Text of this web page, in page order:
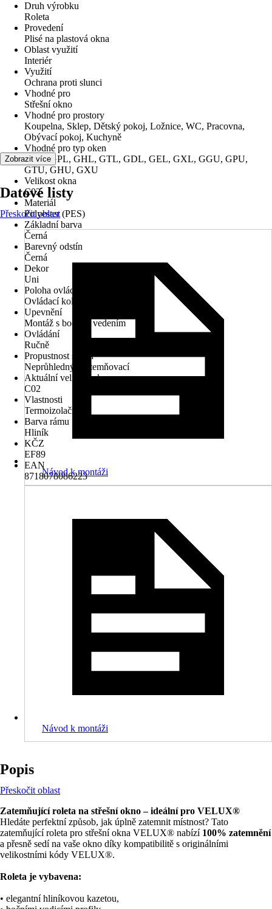
Druh výrobku
Roleta
Provedení
Plisé na plastová okna
Oblast využití
Interiér
Využití
Ochrana proti slunci
Vhodné pro
Střešní okno
Vhodné pro prostory
Koupelna, Sklep, Dětský pokoj, Ložnice, WC, Pracovna,
Obývací pokoj, Kuchyně
Vhodné pro typ oken
GGL, GPL, GHL, GTL, GDL, GEL, GXL, GGU, GPU,
GTU, GHU, GXU
Velikost okna
C02
Materiál
Polyester (PES)
Základní barva
Černá
Barevný odstín
Černá
Dekor
Uni
Poloha ovládacího mechanismu
Ovládací kolejnice
Upevnění
Montáž s bočním vedením
Ovládání
Ručně
Propustnost světla
Neprůhledný, Zatemňovací
Aktuální velikost okna
C02
Vlastnosti
Termoizolační
Barva rámu
Hliník
KČZ
EF89
EAN
8718078086223
Zobrazit více
Datové listy
Přeskočit oblast
Návod k montáži
Návod k montáži
Popis
Přeskočit oblast
Zatemňující roleta na střešní okno – ideální pro VELUX®
Hledáte perfektní způsob, jak úplně zatemnit místnost? Tato
zatemňující roleta pro střešní okna VELUX® nabízí 100% zatemnění
a přesně sedí na vaše okno díky kompatibilitě s originálními
velikostními kódy VELUX®.
Roleta je vybavena:
• elegantní hliníkovou kazetou,